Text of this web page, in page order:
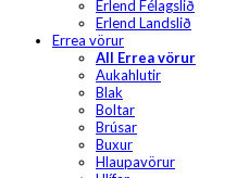
Erlend Félagslið
Erlend Landslið
Errea vörur
All Errea vörur
Aukahlutir
Blak
Boltar
Brúsar
Buxur
Hlaupavörur